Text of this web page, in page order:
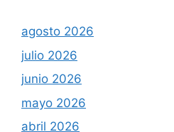
agosto 2026
julio 2026
junio 2026
mayo 2026
abril 2026